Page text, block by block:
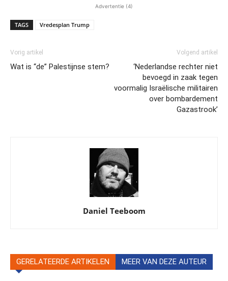
Advertentie (4)
TAGS Vredesplan Trump
Vorig artikel
Wat is “de” Palestijnse stem?
Volgend artikel
‘Nederlandse rechter niet
bevoegd in zaak tegen
voormalig Israëlische militairen
over bombardement
Gazastrook’
Daniel Teeboom
GERELATEERDE ARTIKELEN MEER VAN DEZE AUTEUR